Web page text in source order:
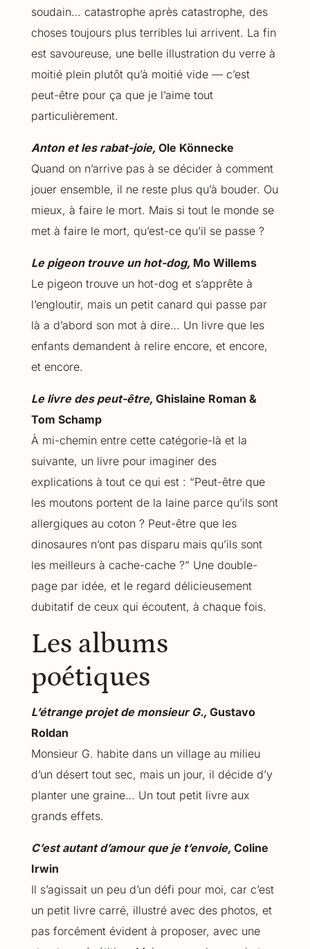
soudain… catastrophe après catastrophe, des
choses toujours plus terribles lui arrivent. La fin
est savoureuse, une belle illustration du verre à
moitié plein plutôt qu’à moitié vide — c’est
peut-être pour ça que je l’aime tout
particulièrement.
Anton et les rabat-joie,Ole Könnecke
Quand on n’arrive pas à se décider à comment
jouer ensemble, il ne reste plus qu’à bouder. Ou
mieux, à faire le mort. Mais si tout le monde se
met à faire le mort, qu’est-ce qu’il se passe ?
Le pigeon trouve un hot-dog,Mo Willems
Le pigeon trouve un hot-dog et s’apprête à
l’engloutir, mais un petit canard qui passe par
là a d’abord son mot à dire… Un livre que les
enfants demandent à relire encore, et encore,
et encore.
Le livre des peut-être, Ghislaine Roman &
Tom Schamp
À mi-chemin entre cette catégorie-là et la
suivante, un livre pour imaginer des
explications à tout ce qui est : “Peut-être que
les moutons portent de la laine parce qu’ils sont
allergiques au coton ? Peut-être que les
dinosaures n’ont pas disparu mais qu’ils sont
les meilleurs à cache-cache ?” Une double-
page par idée, et le regard délicieusement
dubitatif de ceux qui écoutent, à chaque fois.
Les albums
poétiques
L’étrange projet de monsieur G.,Gustavo
Roldan
Monsieur G. habite dans un village au milieu
d’un désert tout sec, mais un jour, il décide d’y
planter une graine… Un tout petit livre aux
grands effets.
C’est autant d’amour que je t’envoie,Coline
Irwin
Il s’agissait un peu d’un défi pour moi, car c’est
un petit livre carré, illustré avec des photos, et
pas forcément évident à proposer, avec une